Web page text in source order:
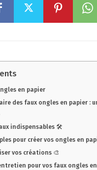
en papier
des faux ongles en papier :
indispensables 🛠️
pour créer vos ongles en
vos créations 🎨
pour vos faux ongles